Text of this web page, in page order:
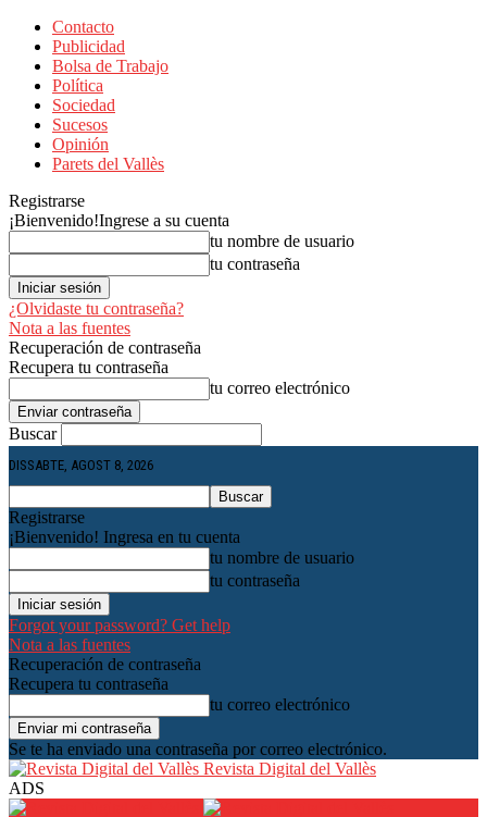
Contacto
Publicidad
Bolsa de Trabajo
Política
Sociedad
Sucesos
Opinión
Parets del Vallès
Registrarse
¡Bienvenido!Ingrese a su cuenta
tu nombre de usuario
tu contraseña
¿Olvidaste tu contraseña?
Nota a las fuentes
Recuperación de contraseña
Recupera tu contraseña
tu correo electrónico
Buscar
DISSABTE, AGOST 8, 2026
Registrarse
¡Bienvenido! Ingresa en tu cuenta
tu nombre de usuario
tu contraseña
Forgot your password? Get help
Nota a las fuentes
Recuperación de contraseña
Recupera tu contraseña
tu correo electrónico
Se te ha enviado una contraseña por correo electrónico.
Revista Digital del Vallès
ADS